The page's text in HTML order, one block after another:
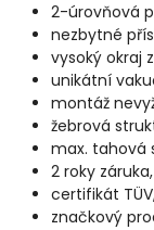
2-úrovňová
nezbytné
vysoký okraj
unikátní
montáž
žebrová
max. tahová
2 roky záruka,
certifikát
značkový